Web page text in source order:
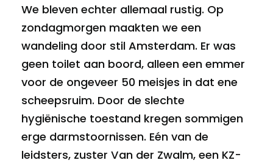
We bleven echter allemaal rustig. Op
zondagmorgen maakten we een
wandeling door stil Amsterdam. Er was
geen toilet aan boord, alleen een emmer
voor de ongeveer 50 meisjes in dat ene
scheepsruim. Door de slechte
hygiënische toestand kregen sommigen
erge darmstoornissen. Eén van de
leidsters, zuster Van der Zwalm, een KZ-